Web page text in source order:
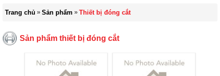
Trang chủ » Sản phẩm » Thiết bị đóng cắt
Sản phẩm thiết bị đóng cắt